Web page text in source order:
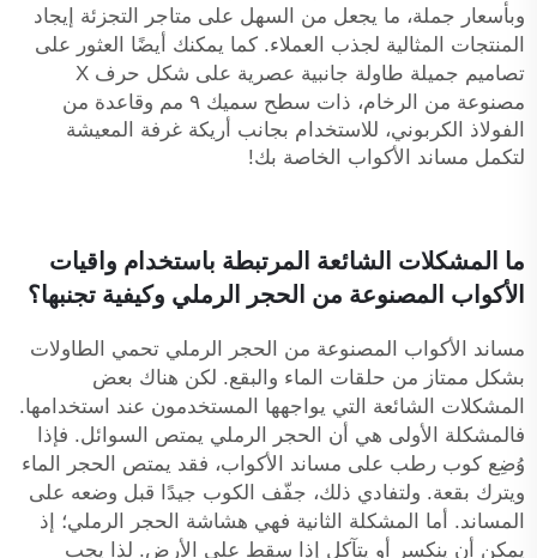
وبأسعار جملة، ما يجعل من السهل على متاجر التجزئة إيجاد
المنتجات المثالية لجذب العملاء. كما يمكنك أيضًا العثور على
تصاميم جميلة
طاولة جانبية عصرية على شكل حرف X
مصنوعة من الرخام، ذات سطح سميك ٩ مم وقاعدة من
الفولاذ الكربوني، للاستخدام بجانب أريكة غرفة المعيشة
لتكمل مساند الأكواب الخاصة بك!
ما المشكلات الشائعة المرتبطة باستخدام واقيات
الأكواب المصنوعة من الحجر الرملي وكيفية تجنبها؟
مساند الأكواب المصنوعة من الحجر الرملي تحمي الطاولات
بشكل ممتاز من حلقات الماء والبقع. لكن هناك بعض
المشكلات الشائعة التي يواجهها المستخدمون عند استخدامها.
فالمشكلة الأولى هي أن الحجر الرملي يمتص السوائل. فإذا
وُضِع كوب رطب على مساند الأكواب، فقد يمتص الحجر الماء
ويترك بقعة. ولتفادي ذلك، جفّف الكوب جيدًا قبل وضعه على
المساند. أما المشكلة الثانية فهي هشاشة الحجر الرملي؛ إذ
يمكن أن ينكسر أو يتآكل إذا سقط على الأرض. لذا يجب